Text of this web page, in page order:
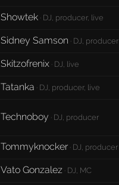
Showtek · DJ, producer, live
Sidney Samson · DJ, producer
Skitzofrenix · DJ, live
Tatanka · DJ, producer, live
Technoboy · DJ, producer
Tommyknocker · DJ, producer
Vato Gonzalez · DJ, MC